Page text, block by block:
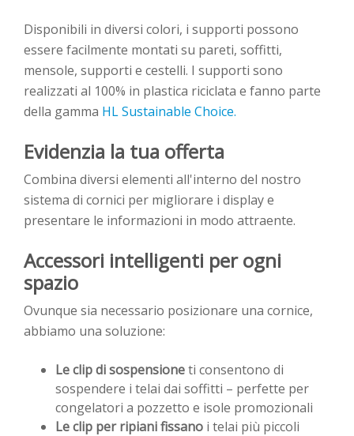
Disponibili in diversi colori, i supporti possono
essere facilmente montati su pareti, soffitti,
mensole, supporti e cestelli. I supporti sono
realizzati al 100% in plastica riciclata e fanno parte
della gamma HL Sustainable Choice.
Evidenzia la tua offerta
Combina diversi elementi all'interno del nostro
sistema di cornici per migliorare i display e
presentare le informazioni in modo attraente.
Accessori intelligenti per ogni
spazio
Ovunque sia necessario posizionare una cornice,
abbiamo una soluzione:
Le clip di sospensioneti consentono di
sospendere i telai dai soffitti – perfette per
congelatori a pozzetto e isole promozionali
Le clip per ripiani fissano i telai più piccoli